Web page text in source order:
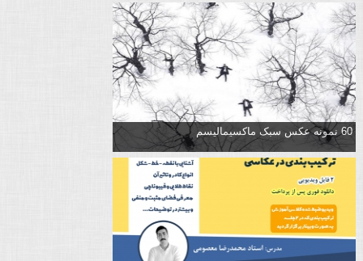
60 نمونه عکس سبک ماکسیمالیسم